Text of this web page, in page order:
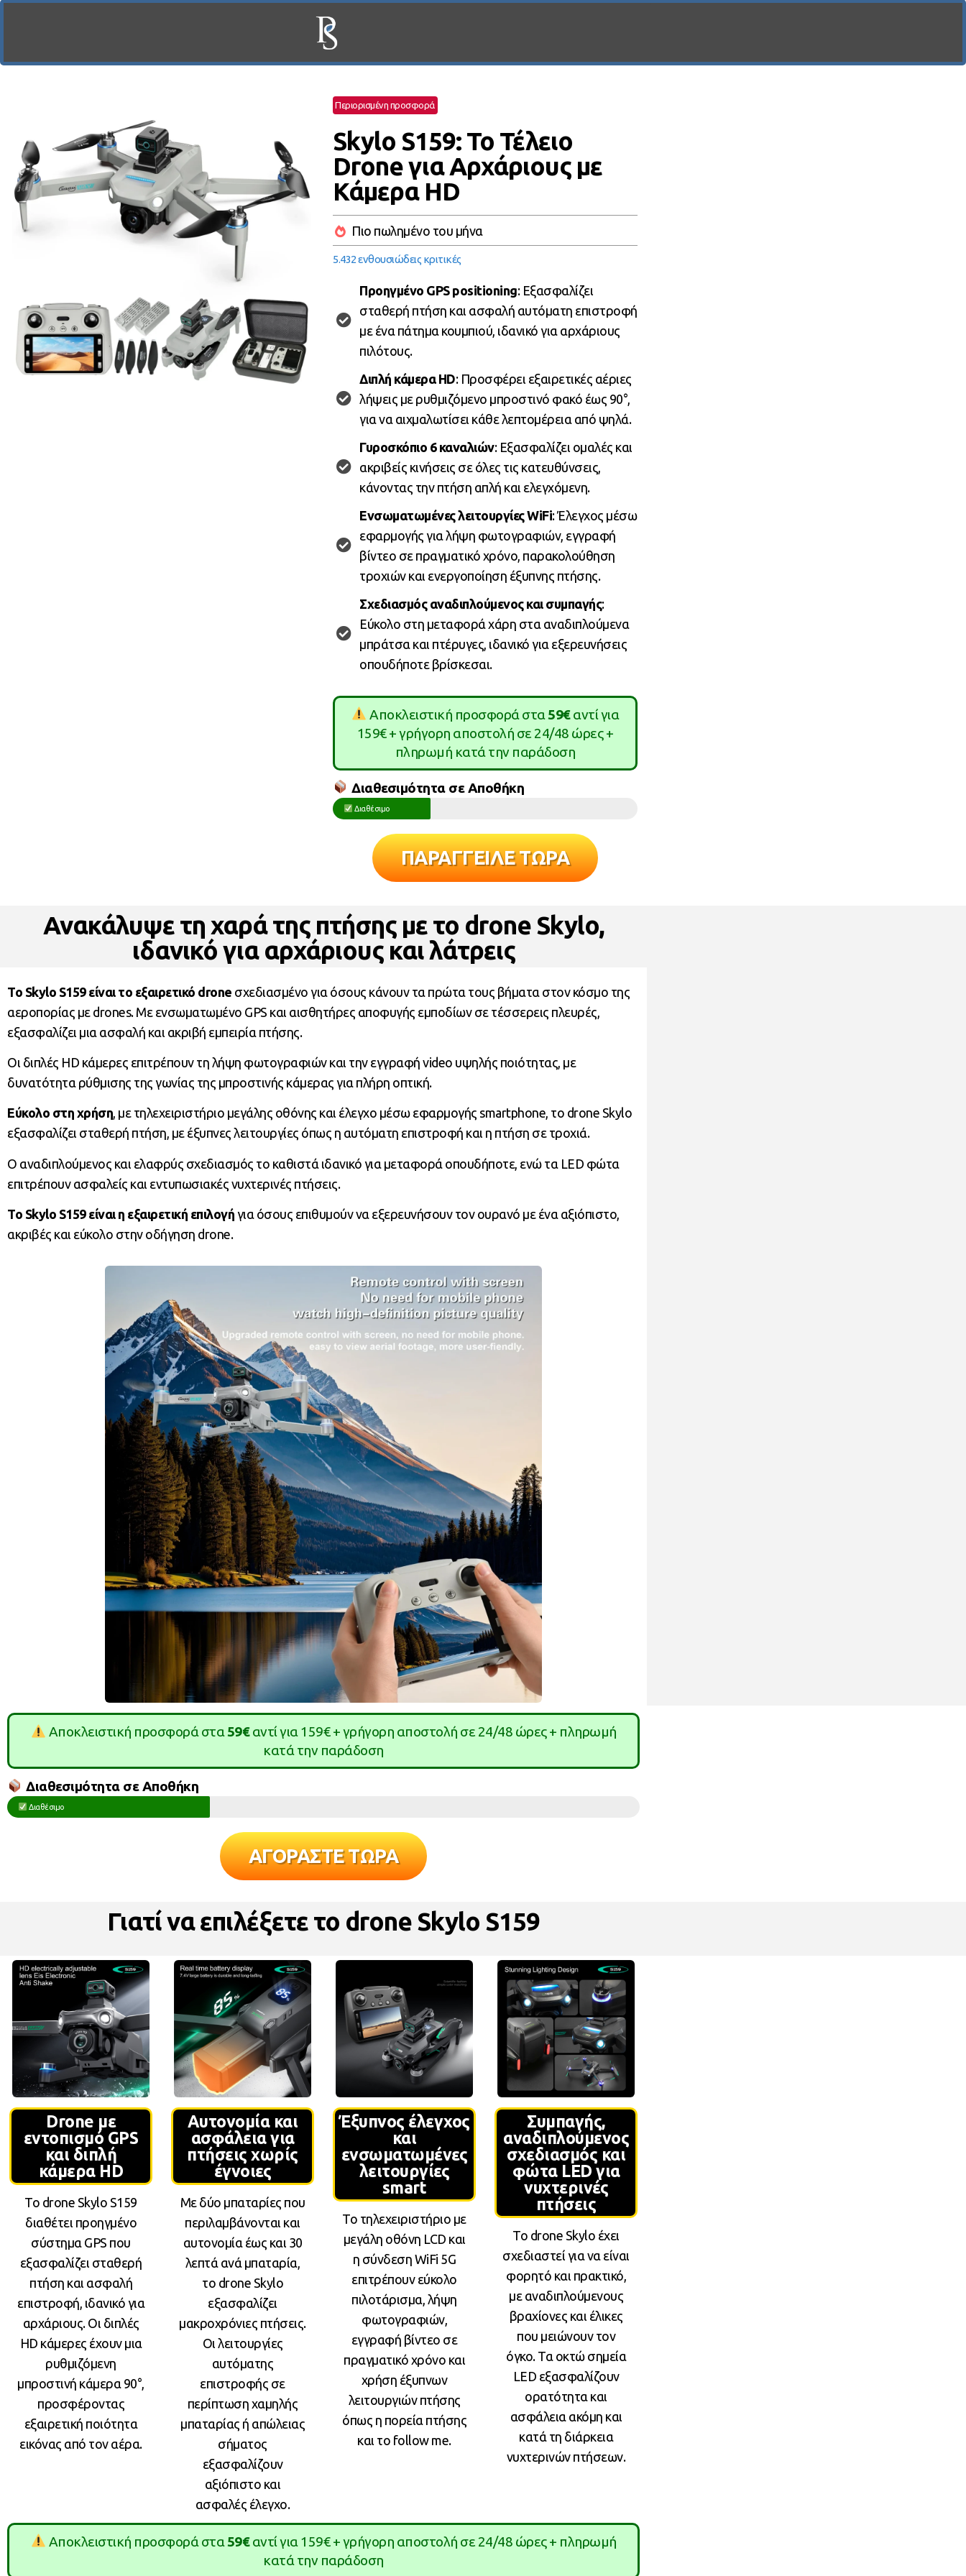
Περιορισμένη προσφορά
Skylo S159: Το Τέλειο
Drone για Αρχάριους με
Κάμερα HD
Πιο πωλημένο του μήνα
5.432 ενθουσιώδεις κριτικές
Προηγμένο GPS positioning: Εξασφαλίζει
σταθερή πτήση και ασφαλή αυτόματη επιστροφή
με ένα πάτημα κουμπιού, ιδανικό για αρχάριους
πιλότους.
Διπλή κάμερα HD: Προσφέρει εξαιρετικές αέριες
λήψεις με ρυθμιζόμενο μπροστινό φακό έως 90°,
για να αιχμαλωτίσει κάθε λεπτομέρεια από ψηλά.
Γυροσκόπιο 6 καναλιών: Εξασφαλίζει ομαλές και
ακριβείς κινήσεις σε όλες τις κατευθύνσεις,
κάνοντας την πτήση απλή και ελεγχόμενη.
Ενσωματωμένες λειτουργίες WiFi: Έλεγχος μέσω
εφαρμογής για λήψη φωτογραφιών, εγγραφή
βίντεο σε πραγματικό χρόνο, παρακολούθηση
τροχιών και ενεργοποίηση έξυπνης πτήσης.
Σχεδιασμός αναδιπλούμενος και συμπαγής:
Εύκολο στη μεταφορά χάρη στα αναδιπλούμενα
μπράτσα και πτέρυγες, ιδανικό για εξερευνήσεις
οπουδήποτε βρίσκεσαι.
Αποκλειστική προσφορά στα59€αντί για
159€ + γρήγορη αποστολή σε 24/48 ώρες +
πληρωμή κατά την παράδοση
Διαθεσιμότητα σε Αποθήκη
Διαθέσιμο
ΠΑΡΑΓΓΕΙΛΕ ΤΩΡΑ
Ανακάλυψε τη χαρά της πτήσης με το drone Skylo,
ιδανικό για αρχάριους και λάτρεις
Το Skylo S159 είναι το εξαιρετικό drone σχεδιασμένο για όσους κάνουν τα πρώτα τους βήματα στον κόσμο της
αεροπορίας με drones. Με ενσωματωμένο GPS και αισθητήρες αποφυγής εμποδίων σε τέσσερεις πλευρές,
εξασφαλίζει μια ασφαλή και ακριβή εμπειρία πτήσης.
Οι διπλές HD κάμερες επιτρέπουν τη λήψη φωτογραφιών και την εγγραφή video υψηλής ποιότητας, με
δυνατότητα ρύθμισης της γωνίας της μπροστινής κάμερας για πλήρη οπτική.
Εύκολο στη χρήση, με τηλεχειριστήριο μεγάλης οθόνης και έλεγχο μέσω εφαρμογής smartphone, το drone Skylo
εξασφαλίζει σταθερή πτήση, με έξυπνες λειτουργίες όπως η αυτόματη επιστροφή και η πτήση σε τροχιά.
Ο αναδιπλούμενος και ελαφρύς σχεδιασμός το καθιστά ιδανικό για μεταφορά οπουδήποτε, ενώ τα LED φώτα
επιτρέπουν ασφαλείς και εντυπωσιακές νυχτερινές πτήσεις.
Το Skylo S159 είναι η εξαιρετική επιλογή για όσους επιθυμούν να εξερευνήσουν τον ουρανό με ένα αξιόπιστο,
ακριβές και εύκολο στην οδήγηση drone.
Αποκλειστική προσφορά στα59€αντί για 159€ + γρήγορη αποστολή σε 24/48 ώρες + πληρωμή
κατά την παράδοση
Διαθεσιμότητα σε Αποθήκη
Διαθέσιμο
ΑΓΟΡΑΣΤΕ ΤΩΡΑ
Γιατί να επιλέξετε το drone Skylo S159
Drone με
εντοπισμό GPS
και διπλή
κάμερα HD
Το drone Skylo S159
διαθέτει προηγμένο
σύστημα GPS που
εξασφαλίζει σταθερή
πτήση και ασφαλή
επιστροφή, ιδανικό για
αρχάριους. Οι διπλές
HD κάμερες έχουν μια
ρυθμιζόμενη
μπροστινή κάμερα 90°,
προσφέροντας
εξαιρετική ποιότητα
εικόνας από τον αέρα.
Αυτονομία και
ασφάλεια για
πτήσεις χωρίς
έγνοιες
Με δύο μπαταρίες που
περιλαμβάνονται και
αυτονομία έως και 30
λεπτά ανά μπαταρία,
το drone Skylo
εξασφαλίζει
μακροχρόνιες πτήσεις.
Οι λειτουργίες
αυτόματης
επιστροφής σε
περίπτωση χαμηλής
μπαταρίας ή απώλειας
σήματος
εξασφαλίζουν
αξιόπιστο και
ασφαλές έλεγχο.
Έξυπνος έλεγχος
και
ενσωματωμένες
λειτουργίες
smart
Το τηλεχειριστήριο με
μεγάλη οθόνη LCD και
η σύνδεση WiFi 5G
επιτρέπουν εύκολο
πιλοτάρισμα, λήψη
φωτογραφιών,
εγγραφή βίντεο σε
πραγματικό χρόνο και
χρήση έξυπνων
λειτουργιών πτήσης
όπως η πορεία πτήσης
και το follow me.
Συμπαγής,
αναδιπλούμενος
σχεδιασμός και
φώτα LED για
νυχτερινές
πτήσεις
Το drone Skylo έχει
σχεδιαστεί για να είναι
φορητό και πρακτικό,
με αναδιπλούμενους
βραχίονες και έλικες
που μειώνουν τον
όγκο. Τα οκτώ σημεία
LED εξασφαλίζουν
ορατότητα και
ασφάλεια ακόμη και
κατά τη διάρκεια
νυχτερινών πτήσεων.
Αποκλειστική προσφορά στα59€αντί για 159€ + γρήγορη αποστολή σε 24/48 ώρες + πληρωμή
κατά την παράδοση